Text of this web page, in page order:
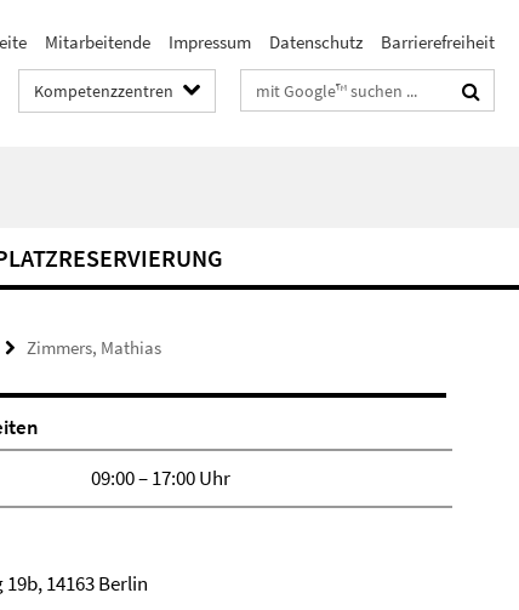
Mitarbeitende Impressum Datenschutz Barrierefreiheit
Kompetenzzentren Suchbegriffe
Zimmers, Mathias
09:00 – 17:00 Uhr
14163 Berlin